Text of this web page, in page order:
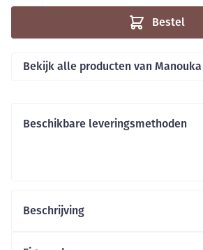
Bestel
Bekijk alle producten van Manouka
Beschikbare leveringsmethoden
Beschrijving